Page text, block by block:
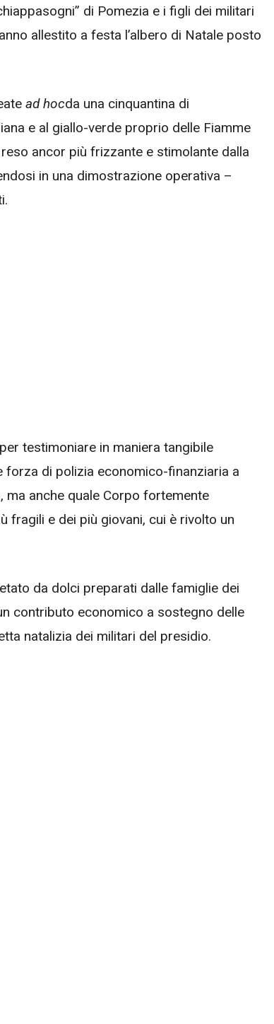
di Pomezia e i figli dei militari
allestito a festa l’albero di Natale posto
ad hocda una cinquantina di
e al giallo-verde proprio delle Fiamme
ancor più frizzante e stimolante dalla
in una dimostrazione operativa –
testimoniare in maniera tangibile
forza di polizia economico-finanziaria a
ma anche quale Corpo fortemente
fragili e dei più giovani, cui è rivolto un
da dolci preparati dalle famiglie dei
contributo economico a sostegno delle
natalizia dei militari del presidio.